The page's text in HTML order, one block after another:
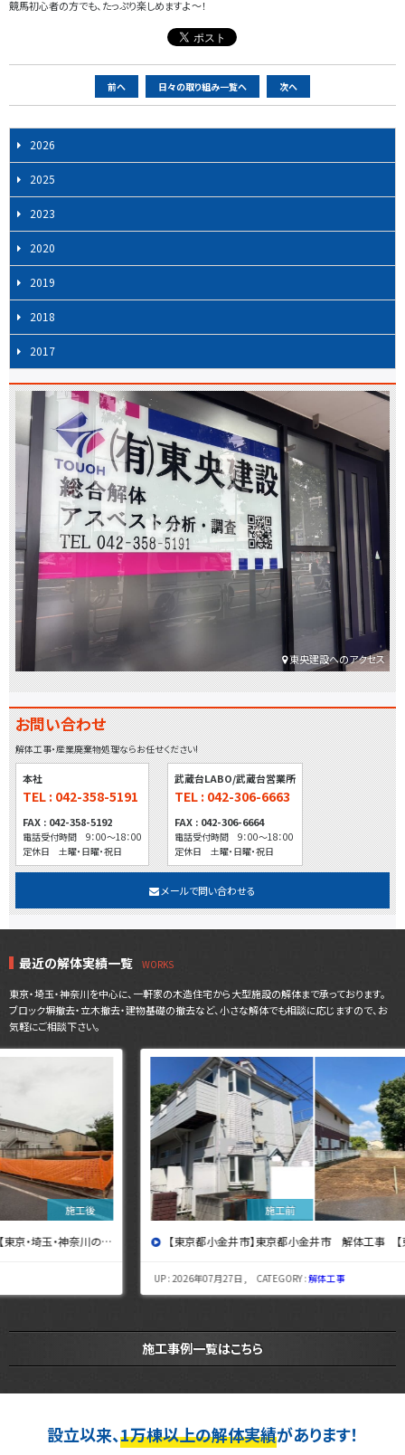
競馬初心者の方でも、たっぷり楽しめますよ～！
ー
ジ
ナ
ビ
ゲ
シ
ョ
ン
前へ 日々の取り組み一覧へ 次へ
2026
2025
2023
2020
2019
2018
2017
東央建設へのアクセス
お問い合わせ
解体工事・産業廃棄物処理ならお任せください!
本社
TEL : 042-358-5191
FAX : 042-358-5192
電話受付時間 9：00～18：00
定休日 土曜・日曜・祝日
武蔵台LABO/武蔵台営業所
TEL : 042-306-6663
FAX : 042-306-6664
電話受付時間 9：00～18：00
定休日 土曜・日曜・祝日
メールで問い合わせる
最近の解体実績一覧
東京・埼玉・神奈川を中心に、一軒家の木造住宅から大型施設の解体まで承っております。
ブロック塀撤去・立木撤去・建物基礎の撤去など、小さな解体でも相談に応じますので、お
気軽にご相談下さい。
【東京都小金井市】東京都小金井市 解体工事 【東京・埼玉・神奈川の解体工事なら東央建設へ】
UP : 2026年07月27日 , CATEGORY :解体工事
施工事例一覧はこちら
設立以来、1万棟以上の解体実績があります！